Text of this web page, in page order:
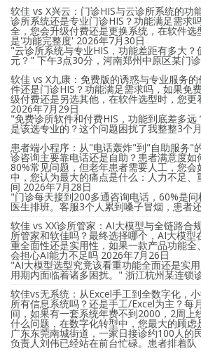
软佳 vs X兴云：门诊HIS与云诊所系统的功
诊所系统还是专业门诊HIS？功能满足需求
全，您会升级付费还是更换系统，在软件
是'功能完整度' 2026年7月30日
"云诊所系统与专业HIS，功能差距有多大
元？" 下午3点30分，河南郑州中原区某门
软佳 vs X九康：免费版的诱惑与专业服务
件还是门诊HIS？功能满足需求吗，如果免
级付费还是另选其他，在软件选型时，您
2026年7月29日
"免费诊所软件和付费HIS，功能到底差多
是该选专业的？这个问题困扰了我整整3个
患者端小程序：从"电话轰炸"到"自助服务"
诊咨询主要靠电话还是自助？患者满意度
80%常见问题，但老年患者需要人工，您会
中，您认为最大的痛点是什么：人力不足
间 2026年7月28日
"门诊每天接到200多通咨询电话，60%是问
医生排班。客服3个人累到嗓子冒烟，患者
软佳 vs XX诊所管家：AI大模型与全链路合
所管家和软佳吗？最终选择哪个，AI大模型
重全面性还是实用性，如果一款产品功能全
会担心AI能力不足吗 2026年7月26日
"AI大模型选型究竟该看重功能全面还是实
用期内面临着诸多困扰。" 浙江杭州某连锁
软佳vs无系统：从Excel手工到全数字化，
所有信息系统吗？还是手工/Excel为主？每
间，如果有一套系统年费不到2000，2周上
什么问题，在数字化转型中，您最大的顾虑
广东东莞南城街道，一家日接诊约100人的
负责人刘伟已经站在前台忙碌。患者排着